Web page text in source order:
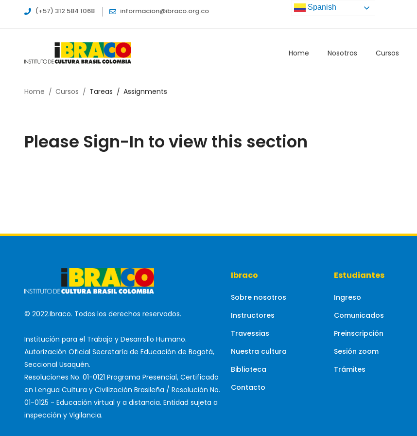
(+57) 312 584 1068 informacion@ibraco.org.co
Home Nosotros Cursos
Home Cursos Tareas Assignments
Please Sign-In to view this section
© 2022.Ibraco. Todos los derechos reservados.
Institución para el Trabajo y Desarrollo Humano.
Autorización Oficial Secretaría de Educación de Bogotá,
Seccional Usaquén.
Resoluciones No. 01-0121 Programa Presencial, Certificado
en Lengua Cultura y Civilización Brasileña / Resolución No.
01-0125 - Educación virtual y a distancia. Entidad sujeta a
inspección y Vigilancia.
Ibraco
Sobre nosotros
Instructores
Travessias
Nuestra cultura
Biblioteca
Contacto
Estudiantes
Ingreso
Comunicados
Preinscripción
Sesión zoom
Trámites
Spanish